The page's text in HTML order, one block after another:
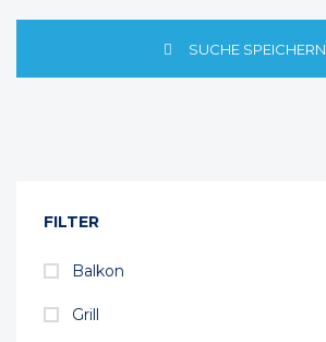
SUCHE SPEICHERN
FILTER
Balkon
Grill